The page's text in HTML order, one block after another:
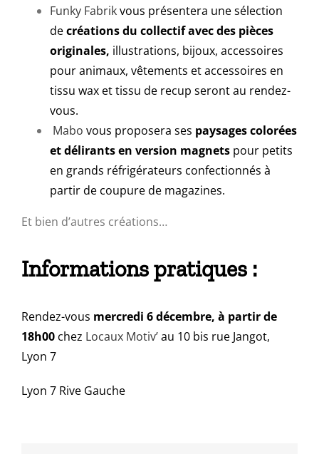
Funky Fabrikvous présentera une sélection
decréations du collectif avec des pièces
originales, illustrations, bijoux, accessoires
pour animaux, vêtements et accessoires en
tissu wax et tissu de recup seront au rendez-
vous.
Mabo vous proposera ses paysages colorées
et délirants en version magnets pour petits
en grands réfrigérateurs confectionnés à
partir de coupure de magazines.
Et bien d’autres créations…
Informations pratiques :
Rendez-vous mercredi 6 décembre, à partir de
18h00 chez Locaux Motiv’au 10 bis rue Jangot,
Lyon 7
Lyon 7 Rive Gauche